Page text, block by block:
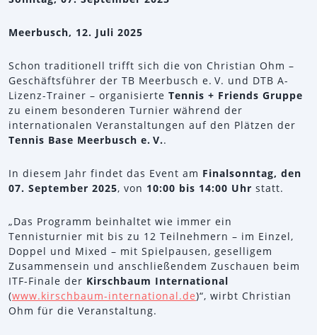
Meerbusch, 12. Juli 2025
Schon traditionell trifft sich die von Christian Ohm –
Geschäftsführer der TB Meerbusch e. V. und DTB A-
Lizenz-Trainer – organisierte Tennis + Friends Gruppe
zu einem besonderen Turnier während der
internationalen Veranstaltungen auf den Plätzen der
Tennis Base Meerbusch e. V..
In diesem Jahr findet das Event am Finalsonntag, den
07. September 2025, von 10:00 bis 14:00 Uhr statt.
„Das Programm beinhaltet wie immer ein
Tennisturnier mit bis zu 12 Teilnehmern – im Einzel,
Doppel und Mixed – mit Spielpausen, geselligem
Zusammensein und anschließendem Zuschauen beim
ITF-Finale der Kirschbaum International
(www.kirschbaum-international.de)“, wirbt Christian
Ohm für die Veranstaltung.